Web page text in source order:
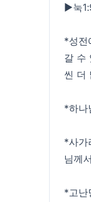
▶눅
*성전
갈 수
씬 더
*하나
*사가
님께
*고난